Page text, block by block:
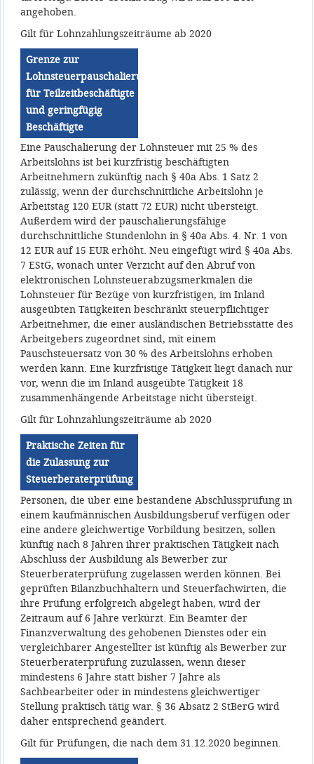
angehoben.
Gilt für Lohnzahlungszeiträume ab 2020
Grenze zur
Lohnsteuerpauschalierung
für Teilzeitbeschäftigte
und geringfügig
Beschäftigte
Eine Pauschalierung der Lohnsteuer mit 25 % des
Arbeitslohns ist bei kurzfristig beschäftigten
Arbeitnehmern zukünftig nach § 40a Abs. 1 Satz 2
zulässig, wenn der durchschnittliche Arbeitslohn je
Arbeitstag 120 EUR (statt 72 EUR) nicht übersteigt.
Außerdem wird der pauschalierungsfähige
durchschnittliche Stundenlohn in § 40a Abs. 4. Nr. 1 von
12 EUR auf 15 EUR erhöht. Neu eingefügt wird § 40a Abs.
7 EStG, wonach unter Verzicht auf den Abruf von
elektronischen Lohnsteuerabzugsmerkmalen die
Lohnsteuer für Bezüge von kurzfristigen, im Inland
ausgeübten Tätigkeiten beschränkt steuerpflichtiger
Arbeitnehmer, die einer ausländischen Betriebsstätte des
Arbeitgebers zugeordnet sind, mit einem
Pauschsteuersatz von 30 % des Arbeitslohns erhoben
werden kann. Eine kurzfristige Tätigkeit liegt danach nur
vor, wenn die im Inland ausgeübte Tätigkeit 18
zusammenhängende Arbeitstage nicht übersteigt.
Gilt für Lohnzahlungszeiträume ab 2020
Praktische Zeiten für
die Zulassung zur
Steuerberaterprüfung
Personen, die über eine bestandene Abschlussprüfung in
einem kaufmännischen Ausbildungsberuf verfügen oder
eine andere gleichwertige Vorbildung besitzen, sollen
künftig nach 8 Jahren ihrer praktischen Tätigkeit nach
Abschluss der Ausbildung als Bewerber zur
Steuerberaterprüfung zugelassen werden können. Bei
geprüften Bilanzbuchhaltern und Steuerfachwirten, die
ihre Prüfung erfolgreich abgelegt haben, wird der
Zeitraum auf 6 Jahre verkürzt. Ein Beamter der
Finanzverwaltung des gehobenen Dienstes oder ein
vergleichbarer Angestellter ist künftig als Bewerber zur
Steuerberaterprüfung zuzulassen, wenn dieser
mindestens 6 Jahre statt bisher 7 Jahre als
Sachbearbeiter oder in mindestens gleichwertiger
Stellung praktisch tätig war. § 36 Absatz 2 StBerG wird
daher entsprechend geändert.
Gilt für Prüfungen, die nach dem 31.12.2020 beginnen.